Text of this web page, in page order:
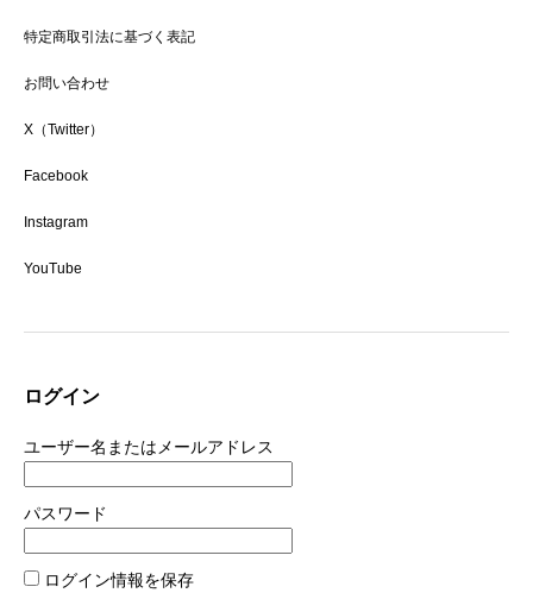
特定商取引法に基づく表記
お問い合わせ
X（Twitter）
Facebook
Instagram
YouTube
ログイン
ユーザー名またはメールアドレス
パスワード
ログイン情報を保存